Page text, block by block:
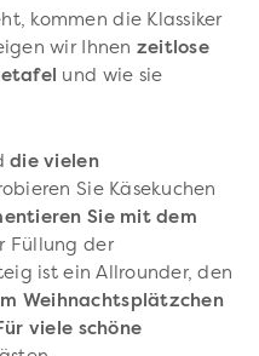
kommen die Klassiker
wir Ihnen zeitlose
und wie sie
die vielen
Sie Käsekuchen
Sie mit dem
Füllung der
ist ein Allrounder, den
Weihnachtsplätzchen
viele schöne